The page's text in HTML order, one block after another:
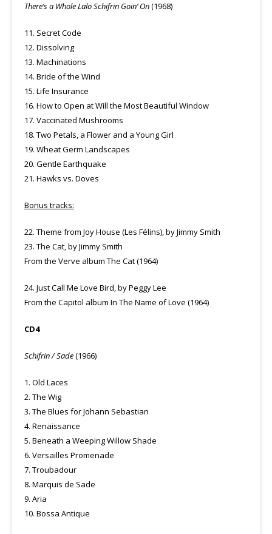
There’s a Whole Lalo Schifrin Goin’ On(1968)
11. Secret Code
12. Dissolving
13. Machinations
14. Bride of the Wind
15. Life Insurance
16. How to Open at Will the Most Beautiful Window
17. Vaccinated Mushrooms
18. Two Petals, a Flower and a Young Girl
19. Wheat Germ Landscapes
20. Gentle Earthquake
21. Hawks vs. Doves
Bonus tracks:
22. Theme from Joy House (Les Félins), by Jimmy Smith
23. The Cat, by Jimmy Smith
From the Verve album The Cat (1964)
24. Just Call Me Love Bird, by Peggy Lee
From the Capitol album In The Name of Love (1964)
CD4
Schifrin / Sade(1966)
1. Old Laces
2. The Wig
3. The Blues for Johann Sebastian
4. Renaissance
5. Beneath a Weeping Willow Shade
6. Versailles Promenade
7. Troubadour
8. Marquis de Sade
9. Aria
10. Bossa Antique